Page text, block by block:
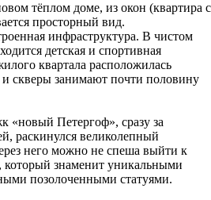
тёплом доме, из окон (квартира с
просторный вид.
инфраструктура. В чистом
детская и спортивная
квартала расположилась
скверы занимают почти половину
«новый Петергоф», сразу за
раскинулся великолепный
него можно не спеша выйти к
который знаменит уникальными
позолоченными статуями.